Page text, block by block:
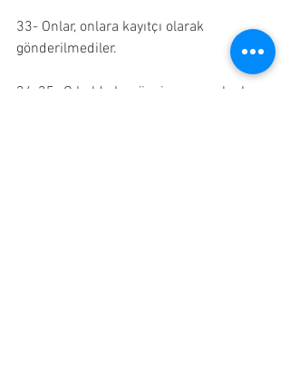
33- Onlar, onlara kayıtçı olarak
gönderilmediler.
34-35- O halde bugün, inanmış olanlar,